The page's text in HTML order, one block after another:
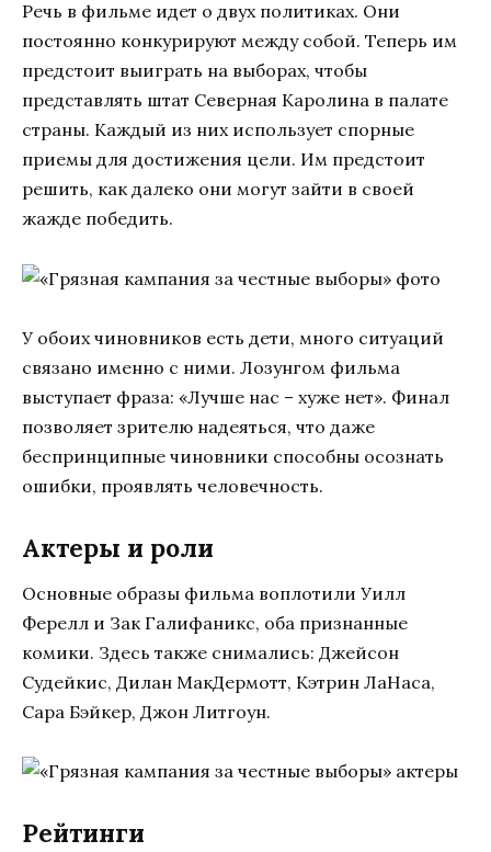
Речь в фильме идет о двух политиках. Они
постоянно конкурируют между собой. Теперь им
предстоит выиграть на выборах, чтобы
представлять штат Северная Каролина в палате
страны. Каждый из них использует спорные
приемы для достижения цели. Им предстоит
решить, как далеко они могут зайти в своей
жажде победить.
У обоих чиновников есть дети, много ситуаций
связано именно с ними. Лозунгом фильма
выступает фраза: «Лучше нас – хуже нет». Финал
позволяет зрителю надеяться, что даже
беспринципные чиновники способны осознать
ошибки, проявлять человечность.
Актеры и роли
Основные образы фильма воплотили Уилл
Ферелл и Зак Галифаникс, оба признанные
комики. Здесь также снимались: Джейсон
Судейкис, Дилан МакДермотт, Кэтрин ЛаНаса,
Сара Бэйкер, Джон Литгоун.
Рейтинги